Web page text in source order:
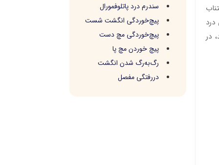
در
سندرم درد پاتلوفمورال
پیچ‌خوردگی انگشت شست
پیچ‌خوردگی مچ دست
پیچ خوردن مچ پا
رگ‌به‌رگ شدن انگشت
دررفتگی مفصل